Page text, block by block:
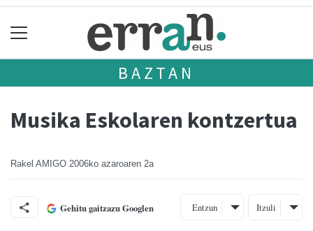
BAZTAN
Musika Eskolaren kontzertua
Rakel AMIGO 2006ko azaroaren 2a
Gehitu gaitzazu Googlen Entzun Itzuli